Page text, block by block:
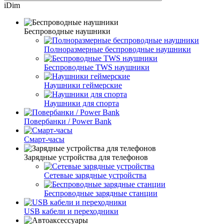
iDim
Беспроводные наушники
Полноразмерные беспроводные наушники
Беспроводные TWS наушники
Наушники геймерские
Наушники для спорта
Повербанки / Power Bank
Смарт-часы
Зарядные устройства для телефонов
Сетевые зарядные устройства
Беспроводные зарядные станции
USB кабели и переходники